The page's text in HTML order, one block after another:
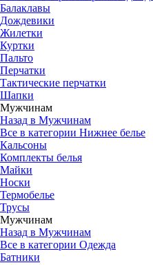
Балаклавы
Дождевики
Жилетки
Куртки
Пальто
Перчатки
Тактические перчатки
Шапки
Мужчинам
Назад в Мужчинам
Все в категории Нижнее белье
Кальсоны
Комплекты белья
Майки
Носки
Термобелье
Трусы
Мужчинам
Назад в Мужчинам
Все в категории Одежда
Батники